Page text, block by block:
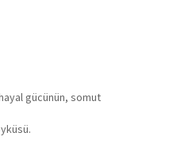
gücünün, somut